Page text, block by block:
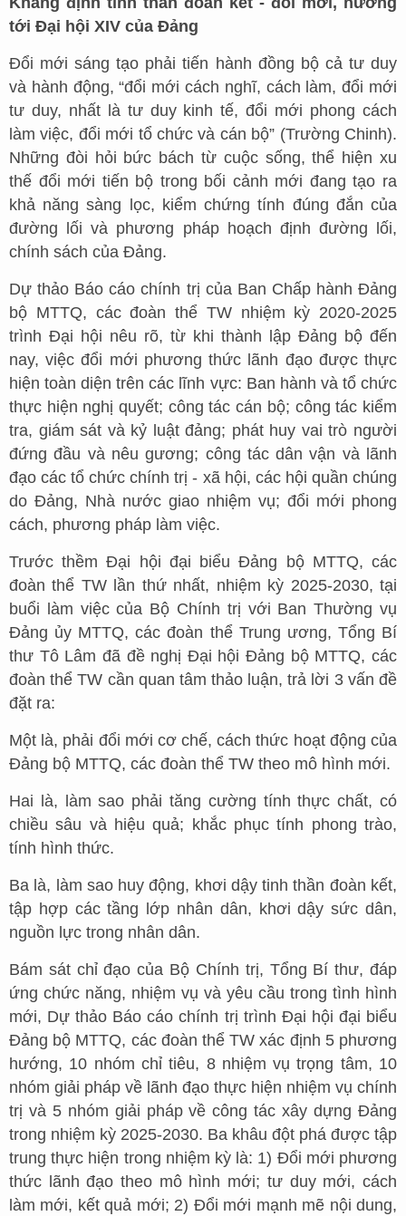
tới Đại hội XIV của Đảng
Đổi mới sáng tạo phải tiến hành đồng bộ cả tư duy
và hành động, “đổi mới cách nghĩ, cách làm, đổi mới
tư duy, nhất là tư duy kinh tế, đổi mới phong cách
làm việc, đổi mới tổ chức và cán bộ” (Trường Chinh).
Những đòi hỏi bức bách từ cuộc sống, thể hiện xu
thế đổi mới tiến bộ trong bối cảnh mới đang tạo ra
khả năng sàng lọc, kiểm chứng tính đúng đắn của
đường lối và phương pháp hoạch định đường lối,
chính sách của Đảng.
Dự thảo Báo cáo chính trị của Ban Chấp hành Đảng
bộ MTTQ, các đoàn thể TW nhiệm kỳ 2020-2025
trình Đại hội nêu rõ, từ khi thành lập Đảng bộ đến
nay, việc đổi mới phương thức lãnh đạo được thực
hiện toàn diện trên các lĩnh vực: Ban hành và tổ chức
thực hiện nghị quyết; công tác cán bộ; công tác kiểm
tra, giám sát và kỷ luật đảng; phát huy vai trò người
đứng đầu và nêu gương; công tác dân vận và lãnh
đạo các tổ chức chính trị - xã hội, các hội quần chúng
do Đảng, Nhà nước giao nhiệm vụ; đổi mới phong
cách, phương pháp làm việc.
Trước thềm Đại hội đại biểu Đảng bộ MTTQ, các
đoàn thể TW lần thứ nhất, nhiệm kỳ 2025-2030, tại
buổi làm việc của Bộ Chính trị với Ban Thường vụ
Đảng ủy MTTQ, các đoàn thể Trung ương, Tổng Bí
thư Tô Lâm đã đề nghị Đại hội Đảng bộ MTTQ, các
đoàn thể TW cần quan tâm thảo luận, trả lời 3 vấn đề
đặt ra:
Một là, phải đổi mới cơ chế, cách thức hoạt động của
Đảng bộ MTTQ, các đoàn thể TW theo mô hình mới.
Hai là, làm sao phải tăng cường tính thực chất, có
chiều sâu và hiệu quả; khắc phục tính phong trào,
tính hình thức.
Ba là, làm sao huy động, khơi dậy tinh thần đoàn kết,
tập hợp các tầng lớp nhân dân, khơi dậy sức dân,
nguồn lực trong nhân dân.
Bám sát chỉ đạo của Bộ Chính trị, Tổng Bí thư, đáp
ứng chức năng, nhiệm vụ và yêu cầu trong tình hình
mới, Dự thảo Báo cáo chính trị trình Đại hội đại biểu
Đảng bộ MTTQ, các đoàn thể TW xác định 5 phương
hướng, 10 nhóm chỉ tiêu, 8 nhiệm vụ trọng tâm, 10
nhóm giải pháp về lãnh đạo thực hiện nhiệm vụ chính
trị và 5 nhóm giải pháp về công tác xây dựng Đảng
trong nhiệm kỳ 2025-2030. Ba khâu đột phá được tập
trung thực hiện trong nhiệm kỳ là: 1) Đổi mới phương
thức lãnh đạo theo mô hình mới; tư duy mới, cách
làm mới, kết quả mới; 2) Đổi mới mạnh mẽ nội dung,